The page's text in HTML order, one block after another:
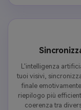
L'intelligenza
tuoi visivi,
finale
riepilogo più
coerenza tra